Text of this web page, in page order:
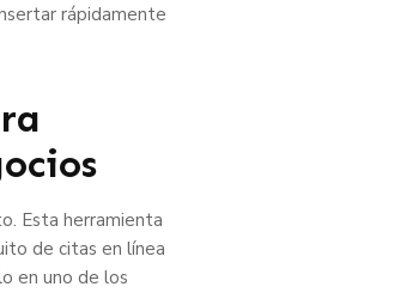
rápidamente
Esta herramienta
de citas en línea
en uno de los